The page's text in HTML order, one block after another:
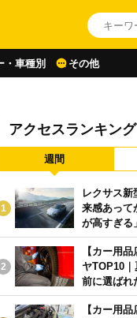
・車種別 その他
アクセスランキング
週間
1
レクサス
来感あって
が高すぎる
2
【カー用
ヤTOP10
前に選ばれ
年6月版】
【カー用